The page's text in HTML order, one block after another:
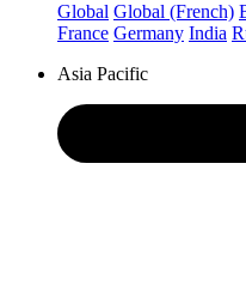
Global Global (French)
France Germany India
Asia Pacific